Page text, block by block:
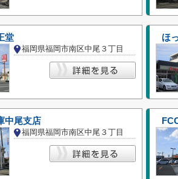
堂
福岡県福岡市南区中尾３丁目
ほ
中尾支店
福岡県福岡市南区中尾３丁目